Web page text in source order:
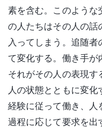
素を含む。このような
の人たちはその人の話
入ってしまう。追随
て変化する。働き手が
それがその人の表現す
人の状態とともに変
経験に従って働き、人
過程に応じて要求を出